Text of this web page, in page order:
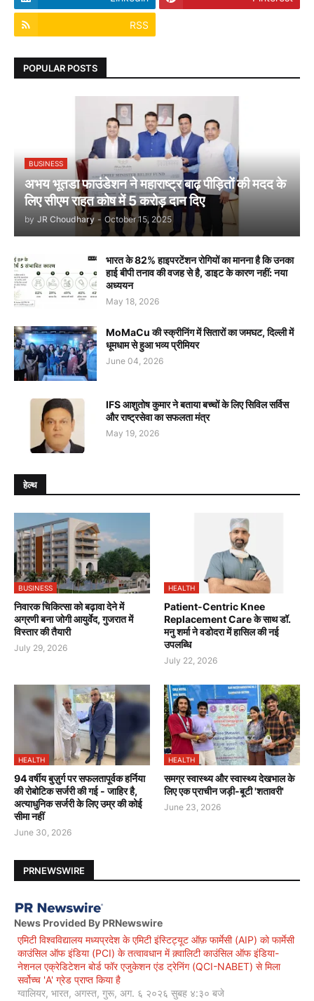
RSS
POPULAR POSTS
BUSINESS
अभय भूतडा फाउंडेशन ने महाराष्ट्र बाढ़ पीड़ितों की मदद के
लिए सीएम राहत कोष में 5 करोड़ दान दिए
by JR Choudhary - October 15, 2025
भारत के 82% हाइपरटेंशन रोगियों का मानना है कि उनका
हाई बीपी तनाव की वजह से है, डाइट के कारण नहीं: नया
अध्ययन
May 18, 2026
MoMaCu की स्क्रीनिंग में सितारों का जमघट, दिल्ली में
धूमधाम से हुआ भव्य प्रीमियर
June 04, 2026
IFS आशुतोष कुमार ने बताया बच्चों के लिए सिविल सर्विस
और राष्ट्रसेवा का सफलता मंत्र
May 19, 2026
हेल्थ
BUSINESS
निवारक चिकित्सा को बढ़ावा देने में
अग्रणी बना जोगी आयुर्वेद, गुजरात में
विस्तार की तैयारी
July 29, 2026
HEALTH
Patient-Centric Knee
Replacement Care के साथ डॉ.
मनु शर्मा ने वडोदरा में हासिल की नई
उपलब्धि
July 22, 2026
HEALTH
94 वर्षीय बुज़ुर्ग पर सफलतापूर्वक हर्निया
की रोबोटिक सर्जरी की गई - जाहिर है,
अत्याधुनिक सर्जरी के लिए उम्र की कोई
सीमा नहीं
June 30, 2026
HEALTH
समग्र स्वास्थ्य और स्वास्थ्य देखभाल के
लिए एक प्राचीन जड़ी-बूटी 'शतावरी'
June 23, 2026
PRNEWSWIRE
News Provided By PRNewswire
एमिटी विश्वविद्यालय मध्यप्रदेश के एमिटी इंस्टिट्यूट ऑफ़ फार्मेसी (AIP) को फार्मेसी
काउंसिल ऑफ इंडिया (PCI) के तत्वावधान में क़्वालिटी काउंसिल ऑफ इंडिया-
नेशनल एक्रेडिटेशन बोर्ड फॉर एजुकेशन एंड ट्रेनिंग (QCI-NABET) से मिला
सर्वोच्च 'A' ग्रेड प्राप्त किया है
ग्वालियर, भारत, अगस्त, गुरू, अग. ६ २०२६ सुबह ४:३० बजे